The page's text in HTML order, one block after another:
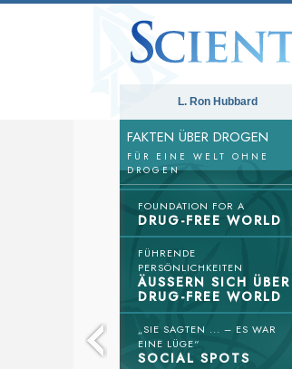
L. Ron Hubbard
FAKTEN ÜBER DROGEN
FÜR EINE WELT OHNE
DROGEN
FOUNDATION FOR A
DRUG-FREE WORLD
FÜHRENDE
PERSÖNLICHKEITEN
ÄUSSERN SICH ÜBER
DRUG-FREE WORLD
„SIE SAGTEN ... – ES WAR
EINE LÜGE“
SOCIAL SPOTS